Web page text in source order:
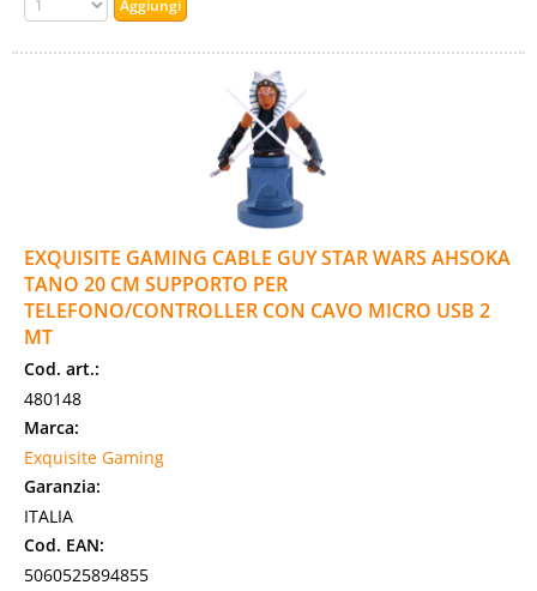
EXQUISITE GAMING CABLE GUY STAR WARS AHSOKA
TANO 20 CM SUPPORTO PER
TELEFONO/CONTROLLER CON CAVO MICRO USB 2
MT
Cod. art.:
480148
Marca:
Exquisite Gaming
Garanzia:
ITALIA
Cod. EAN:
5060525894855